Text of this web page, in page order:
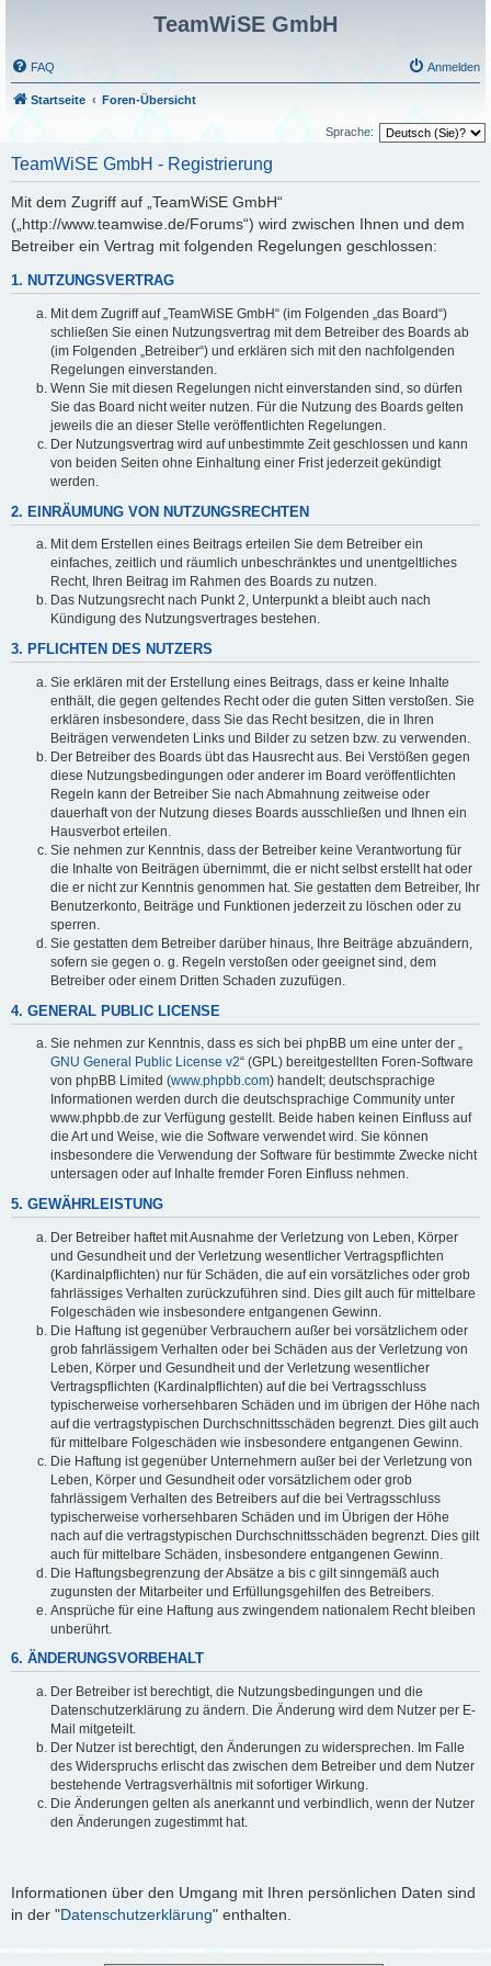
TeamWiSE GmbH
FAQ Anmelden
Startseite Foren-Übersicht
Sprache:
TeamWiSE GmbH - Registrierung
Mit dem Zugriff auf „TeamWiSE GmbH“
(„http://www.teamwise.de/Forums“) wird zwischen Ihnen und dem
Betreiber ein Vertrag mit folgenden Regelungen geschlossen:
1. NUTZUNGSVERTRAG
Mit dem Zugriff auf „TeamWiSE GmbH“ (im Folgenden „das Board“)
schließen Sie einen Nutzungsvertrag mit dem Betreiber des Boards ab
(im Folgenden „Betreiber“) und erklären sich mit den nachfolgenden
Regelungen einverstanden.
Wenn Sie mit diesen Regelungen nicht einverstanden sind, so dürfen
Sie das Board nicht weiter nutzen. Für die Nutzung des Boards gelten
jeweils die an dieser Stelle veröffentlichten Regelungen.
Der Nutzungsvertrag wird auf unbestimmte Zeit geschlossen und kann
von beiden Seiten ohne Einhaltung einer Frist jederzeit gekündigt
werden.
2. EINRÄUMUNG VON NUTZUNGSRECHTEN
Mit dem Erstellen eines Beitrags erteilen Sie dem Betreiber ein
einfaches, zeitlich und räumlich unbeschränktes und unentgeltliches
Recht, Ihren Beitrag im Rahmen des Boards zu nutzen.
Das Nutzungsrecht nach Punkt 2, Unterpunkt a bleibt auch nach
Kündigung des Nutzungsvertrages bestehen.
3. PFLICHTEN DES NUTZERS
Sie erklären mit der Erstellung eines Beitrags, dass er keine Inhalte
enthält, die gegen geltendes Recht oder die guten Sitten verstoßen. Sie
erklären insbesondere, dass Sie das Recht besitzen, die in Ihren
Beiträgen verwendeten Links und Bilder zu setzen bzw. zu verwenden.
Der Betreiber des Boards übt das Hausrecht aus. Bei Verstößen gegen
diese Nutzungsbedingungen oder anderer im Board veröffentlichten
Regeln kann der Betreiber Sie nach Abmahnung zeitweise oder
dauerhaft von der Nutzung dieses Boards ausschließen und Ihnen ein
Hausverbot erteilen.
Sie nehmen zur Kenntnis, dass der Betreiber keine Verantwortung für
die Inhalte von Beiträgen übernimmt, die er nicht selbst erstellt hat oder
die er nicht zur Kenntnis genommen hat. Sie gestatten dem Betreiber, Ihr
Benutzerkonto, Beiträge und Funktionen jederzeit zu löschen oder zu
sperren.
Sie gestatten dem Betreiber darüber hinaus, Ihre Beiträge abzuändern,
sofern sie gegen o. g. Regeln verstoßen oder geeignet sind, dem
Betreiber oder einem Dritten Schaden zuzufügen.
4. GENERAL PUBLIC LICENSE
Sie nehmen zur Kenntnis, dass es sich bei phpBB um eine unter der „
GNU General Public License v2“ (GPL) bereitgestellten Foren-Software
von phpBB Limited (www.phpbb.com) handelt; deutschsprachige
Informationen werden durch die deutschsprachige Community unter
www.phpbb.de zur Verfügung gestellt. Beide haben keinen Einfluss auf
die Art und Weise, wie die Software verwendet wird. Sie können
insbesondere die Verwendung der Software für bestimmte Zwecke nicht
untersagen oder auf Inhalte fremder Foren Einfluss nehmen.
5. GEWÄHRLEISTUNG
Der Betreiber haftet mit Ausnahme der Verletzung von Leben, Körper
und Gesundheit und der Verletzung wesentlicher Vertragspflichten
(Kardinalpflichten) nur für Schäden, die auf ein vorsätzliches oder grob
fahrlässiges Verhalten zurückzuführen sind. Dies gilt auch für mittelbare
Folgeschäden wie insbesondere entgangenen Gewinn.
Die Haftung ist gegenüber Verbrauchern außer bei vorsätzlichem oder
grob fahrlässigem Verhalten oder bei Schäden aus der Verletzung von
Leben, Körper und Gesundheit und der Verletzung wesentlicher
Vertragspflichten (Kardinalpflichten) auf die bei Vertragsschluss
typischerweise vorhersehbaren Schäden und im übrigen der Höhe nach
auf die vertragstypischen Durchschnittsschäden begrenzt. Dies gilt auch
für mittelbare Folgeschäden wie insbesondere entgangenen Gewinn.
Die Haftung ist gegenüber Unternehmern außer bei der Verletzung von
Leben, Körper und Gesundheit oder vorsätzlichem oder grob
fahrlässigem Verhalten des Betreibers auf die bei Vertragsschluss
typischerweise vorhersehbaren Schäden und im Übrigen der Höhe
nach auf die vertragstypischen Durchschnittsschäden begrenzt. Dies gilt
auch für mittelbare Schäden, insbesondere entgangenen Gewinn.
Die Haftungsbegrenzung der Absätze a bis c gilt sinngemäß auch
zugunsten der Mitarbeiter und Erfüllungsgehilfen des Betreibers.
Ansprüche für eine Haftung aus zwingendem nationalem Recht bleiben
unberührt.
6. ÄNDERUNGSVORBEHALT
Der Betreiber ist berechtigt, die Nutzungsbedingungen und die
Datenschutzerklärung zu ändern. Die Änderung wird dem Nutzer per E-
Mail mitgeteilt.
Der Nutzer ist berechtigt, den Änderungen zu widersprechen. Im Falle
des Widerspruchs erlischt das zwischen dem Betreiber und dem Nutzer
bestehende Vertragsverhältnis mit sofortiger Wirkung.
Die Änderungen gelten als anerkannt und verbindlich, wenn der Nutzer
den Änderungen zugestimmt hat.
Informationen über den Umgang mit Ihren persönlichen Daten sind
in der "Datenschutzerklärung" enthalten.